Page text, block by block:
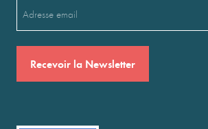
(Nécessaire)